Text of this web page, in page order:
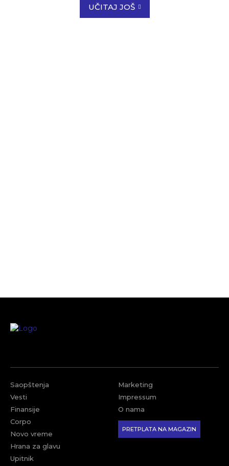
UČITAJ JOŠ
Saopštenja
Vesti
Finansije
Corpo
Novo vreme
Hrana za glavu
Upitnik
Marketing
Impressum
O nama
PRETPLATA NA MAGAZIN